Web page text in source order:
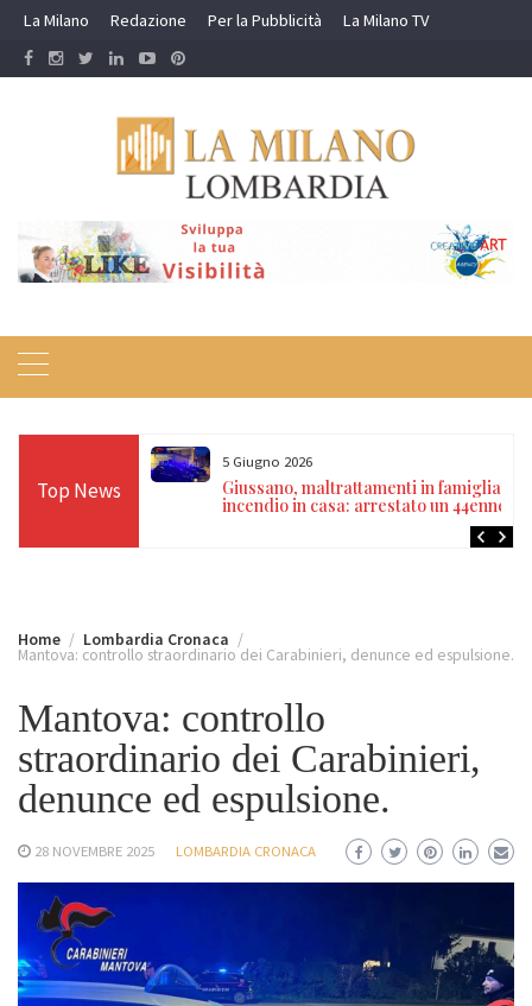
Skip
content
La Milano Redazione Per la Pubblicità La Milano TV
Top News
riportano a
5 Giugno 2026
Giussano, maltrattamenti in famiglia e
incendio in casa: arrestato un 44enne
Home Lombardia Cronaca
Mantova: controllo straordinario dei Carabinieri, denunce ed espulsione.
Mantova: controllo
straordinario dei Carabinieri,
denunce ed espulsione.
28 NOVEMBRE 2025 LOMBARDIA CRONACA